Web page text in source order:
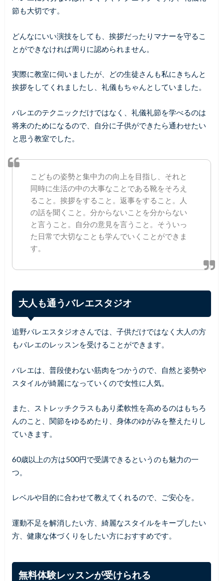
節も大切です。
どんなにいい演技をしても、挨拶だったりマナーを守るこ
とができなければ周りに認められません。
実際に教室に伺いましたが、どの生徒さんも私にきちんと
挨拶をしてくれましたし、礼儀もちゃんとしていました。
バレエのテクニックだけではなく、礼儀礼節を学べるのは
将来のためになるので、自分に子供ができたら通わせたい
と思う教室でした。
こどもの姿勢と集中力の向上を目指し、それと
同時に生活の中の大事なことである靴をそろえ
ること。挨拶をすること。返事をすること。人
の話を聞くこと。分からないことを分からない
と言うこと。自分の意見を言うこと。そういっ
た日常で大切なことも学んでいくことができま
す。
大人も通うバレエスタジオ
追野バレエスタジオさんでは、子供だけではなく大人の方
もバレエのレッスンを受けることができます。
バレエは、普段使わない筋肉をつかうので、自然と姿勢や
スタイルが綺麗になっていくので女性に人気。
また、ストレッチクラスもあり柔軟性を高めるのはもちろ
んのこと、関節をゆるめたり、身体のゆがみを整えたりし
ていきます。
60歳以上の方は500円で受講できるというのも魅力の一
つ。
レベルや目的に合わせて教えてくれるので、ご安心を。
運動不足を解消したい方、綺麗なスタイルをキープしたい
方、健康な体づくりをしたい方におすすめです。
無料体験レッスンが受けられる